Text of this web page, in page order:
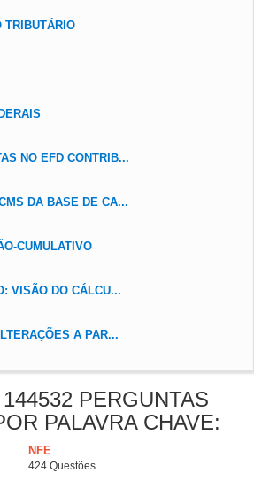
TRIBUTÁRIO
NO EFD CONTRIB...
DA BASE DE CA...
CUMULATIVO
VISÃO DO CÁLCU...
A PAR...
PERGUNTAS
PALAVRA CHAVE:
NFE
424 Questões